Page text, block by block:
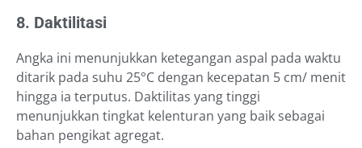
8. Daktilitasi
Angka ini menunjukkan ketegangan aspal pada waktu
ditarik pada suhu 25°C dengan kecepatan 5 cm/ menit
hingga ia terputus. Daktilitas yang tinggi
menunjukkan tingkat kelenturan yang baik sebagai
bahan pengikat agregat.